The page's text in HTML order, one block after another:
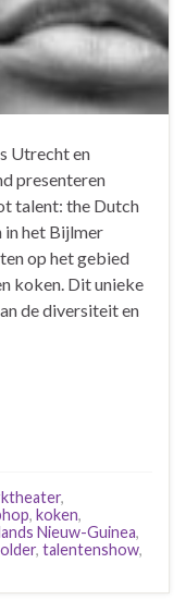
Utrecht en
presenteren
talent: the Dutch
in het Bijlmer
op het gebied
koken. Dit unieke
de diversiteit en
,
, koken,
Nieuw-Guinea,
, talentenshow,